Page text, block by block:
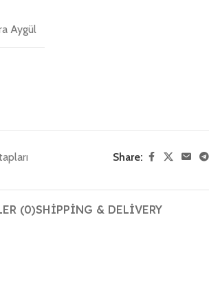
Aygül
Share:
(0)SHIPPING & DELIVERY